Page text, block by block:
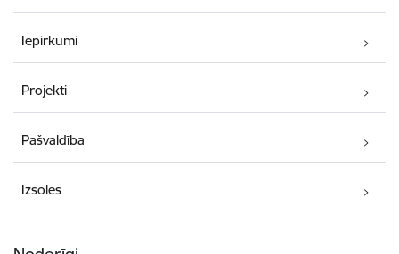
Iepirkumi
Projekti
Pašvaldība
Izsoles